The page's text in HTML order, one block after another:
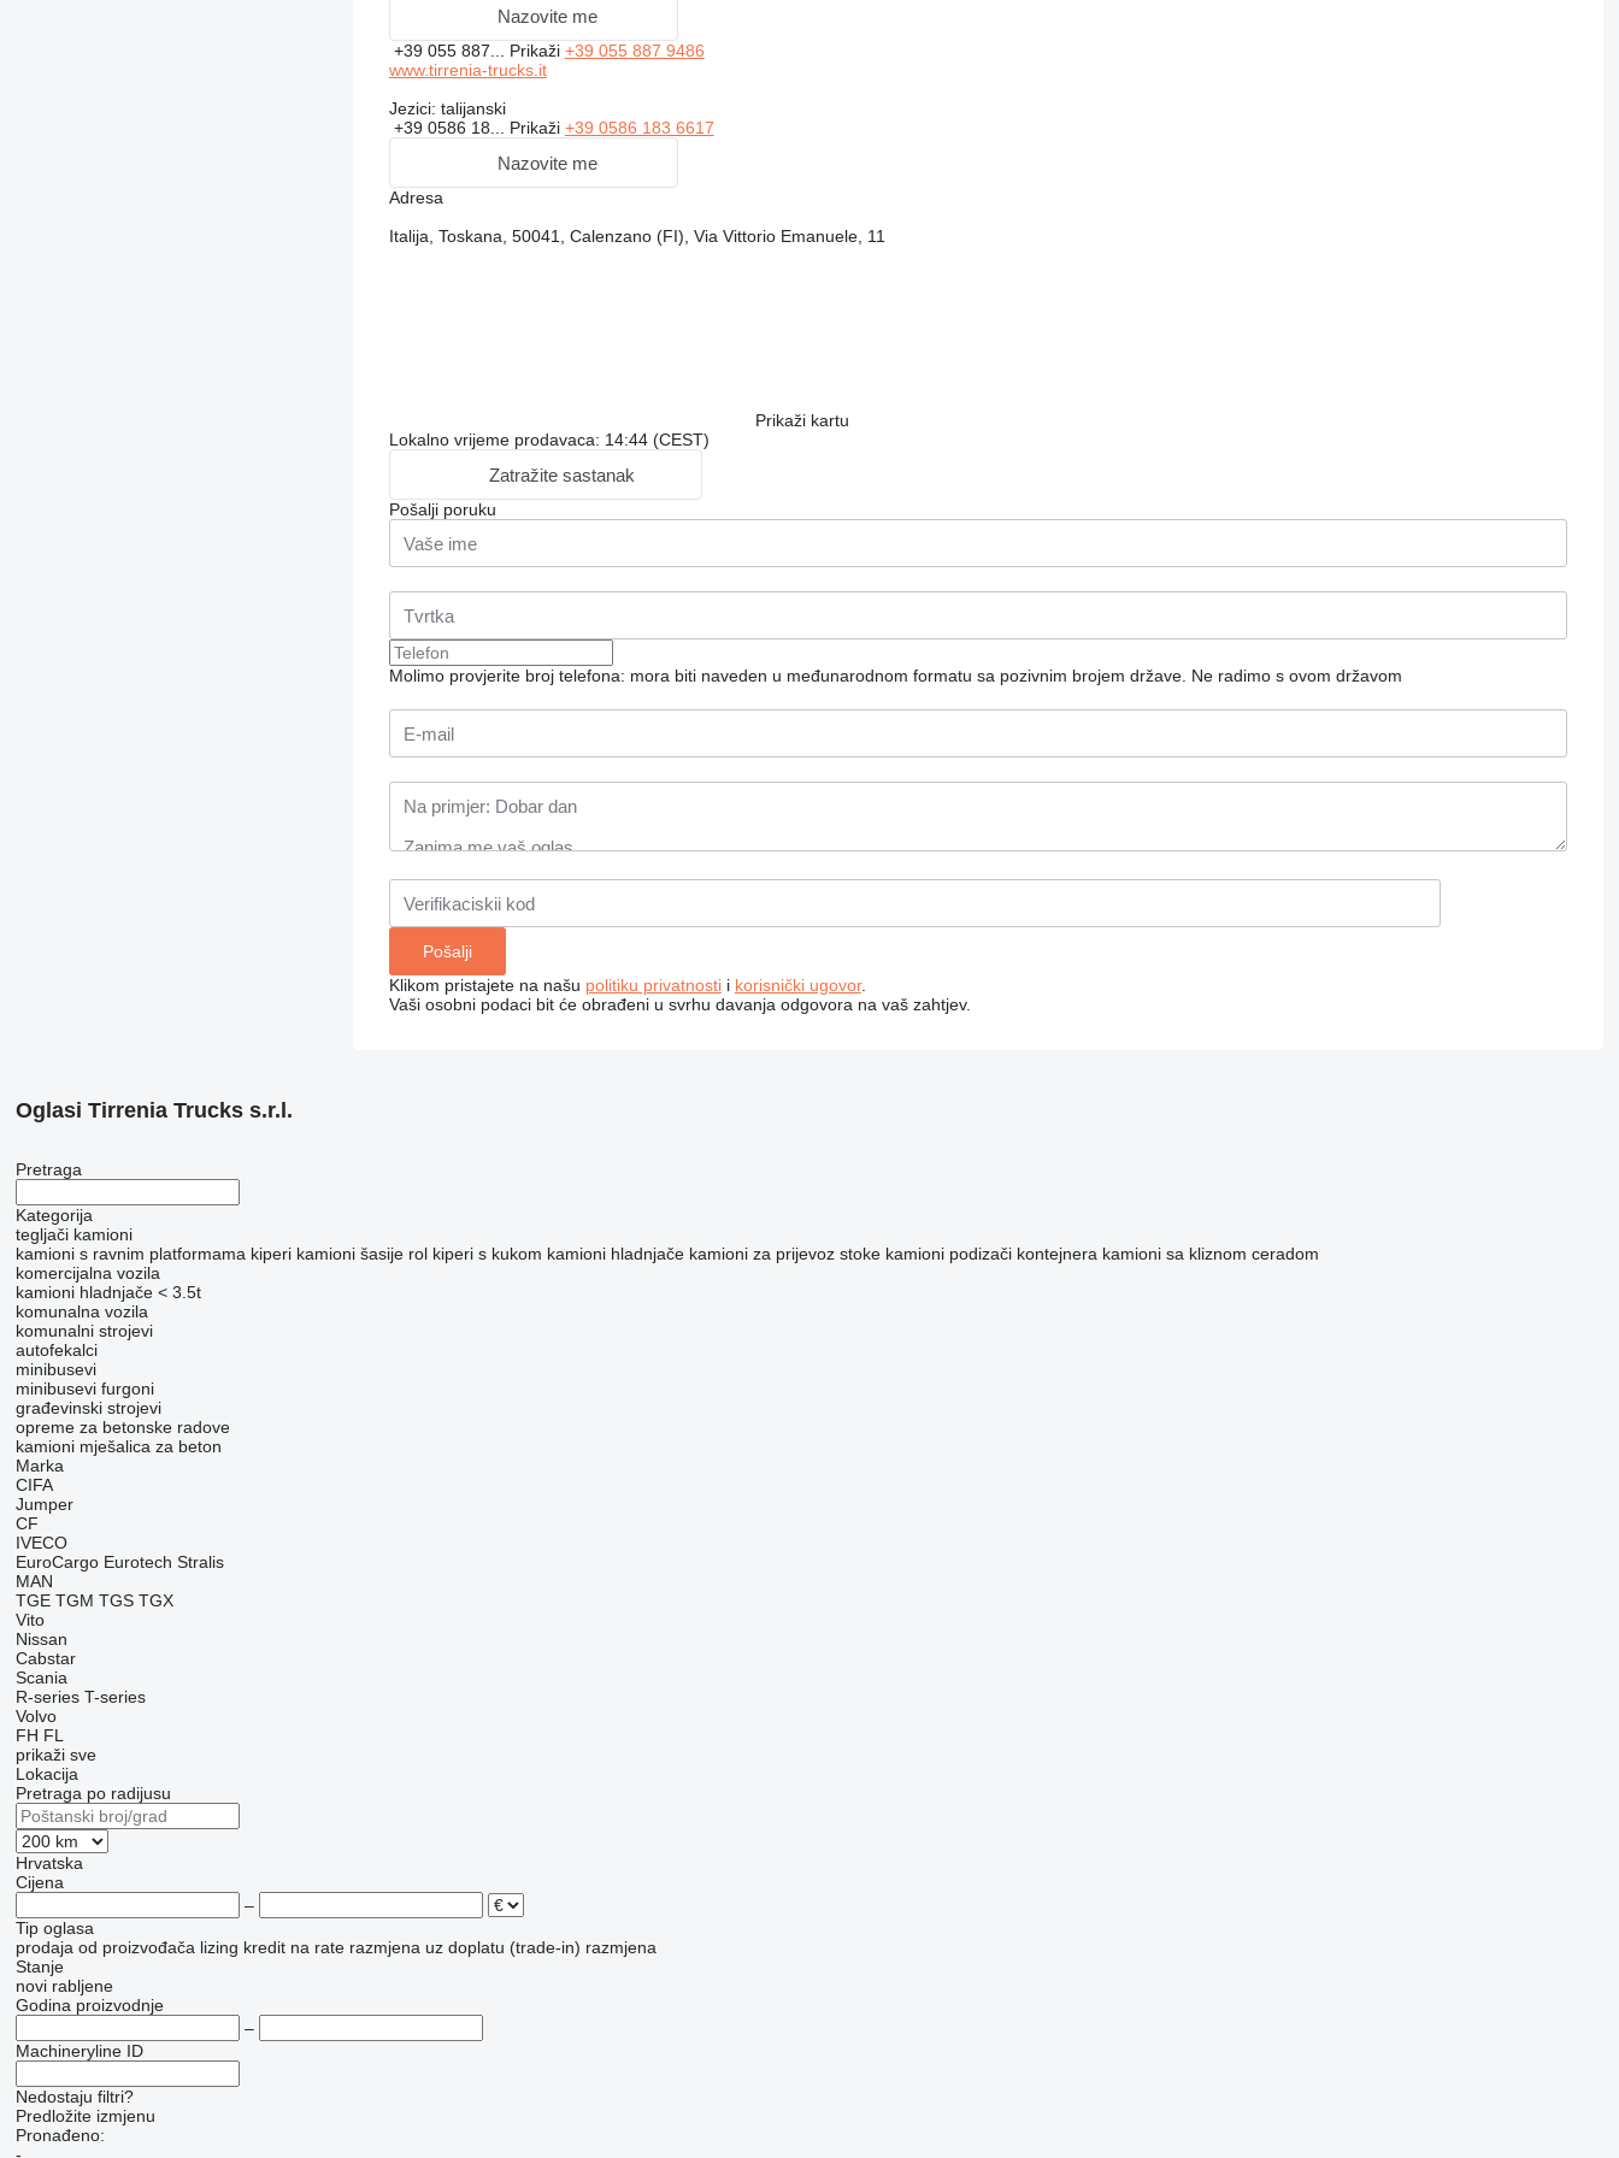
Nazovite me
+39 055 887... Prikaži +39 055 887 9486
www.tirrenia-trucks.it
Jezici: talijanski
+39 0586 18... Prikaži +39 0586 183 6617
Nazovite me
Adresa
Italija, Toskana, 50041, Calenzano (FI), Via Vittorio Emanuele, 11
Prikaži kartu
Lokalno vrijeme prodavaca: 14:44 (CEST)
Zatražite sastanak
Pošalji poruku
Molimo provjerite broj telefona: mora biti naveden u međunarodnom formatu sa pozivnim brojem države. Ne radimo s ovom državom
Klikom pristajete na našu politiku privatnostii korisnički ugovor.
Vaši osobni podaci bit će obrađeni u svrhu davanja odgovora na vaš zahtjev.
Oglasi Tirrenia Trucks s.r.l.
Pretraga
Kategorija
tegljači kamioni
kamioni s ravnim platformama kiperi kamioni šasije rol kiperi s kukom kamioni hladnjače kamioni za prijevoz stoke kamioni podizači kontejnera kamioni sa kliznom ceradom
komercijalna vozila
kamioni hladnjače < 3.5t
komunalna vozila
komunalni strojevi
autofekalci
minibusevi
minibusevi furgoni
građevinski strojevi
opreme za betonske radove
kamioni mješalica za beton
Marka
CIFA
Jumper
CF
IVECO
EuroCargo Eurotech Stralis
MAN
TGE TGM TGS TGX
Vito
Nissan
Cabstar
Scania
R-series T-series
Volvo
FH FL
prikaži sve
Lokacija
Pretraga po radijusu
Hrvatska
Cijena
–
Tip oglasa
prodaja od proizvođača lizing kredit na rate razmjena uz doplatu (trade-in) razmjena
Stanje
novi rabljene
Godina proizvodnje
–
Machineryline ID
Nedostaju filtri?
Predložite izmjenu
Pronađeno: